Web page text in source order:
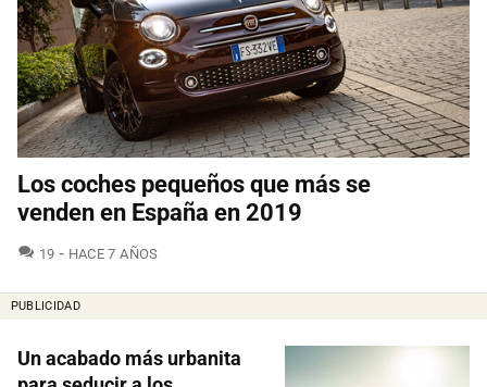
Los coches pequeños que más se
venden en España en 2019
19 COMENTARIOS
HACE 7 AÑOS
PUBLICIDAD
Un acabado más urbanita